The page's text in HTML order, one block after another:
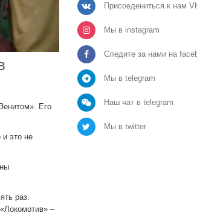
Его
и это не
раз.
–
Присоедениться к нам
Мы в instagram
Следите за нами на
Мы в telegram
Наш чат в telegram
Мы в twitter